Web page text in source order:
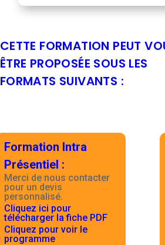
CETTE FORMATION PEUT
ÊTRE PROPOSÉE SOUS LES
FORMATS SUIVANTS :
Formation Intra
Présentiel :
Merci de nous contacter
pour un devis
personnalisé.
Cliquez ici pour
télécharger la fiche PDF
Cliquez pour voir le
programme